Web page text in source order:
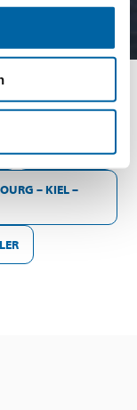
7 NUIT(S)
– KIEL –